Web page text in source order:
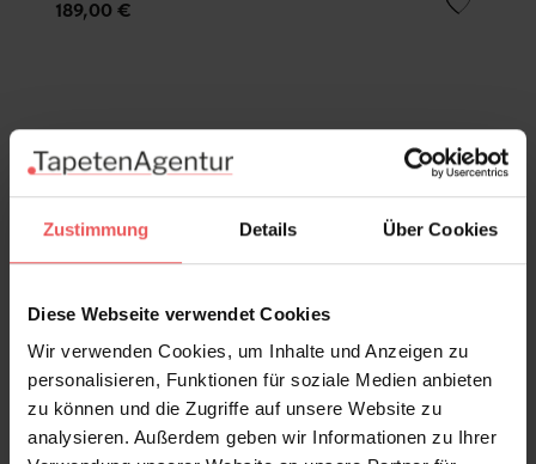
Zustimmung Details Über Cookies
Diese Webseite verwendet Cookies
Wir verwenden Cookies, um Inhalte und Anzeigen zu
personalisieren, Funktionen für soziale Medien anbieten
zu können und die Zugriffe auf unsere Website zu
analysieren. Außerdem geben wir Informationen zu Ihrer
189,00 €